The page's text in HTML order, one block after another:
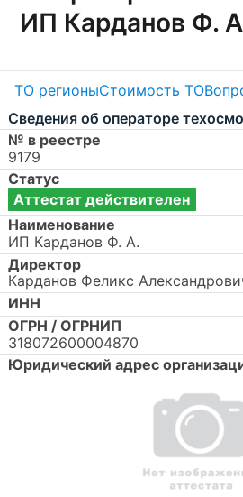
ИП Карданов Ф.
ТО регионыСтоимость ТО
Сведения об операторе
№ в реестре
9179
Статус
Аттестат действителен
Наименование
ИП Карданов Ф. А.
Директор
Карданов Феликс
ИНН
ОГРН / ОГРНИП
318072600004870
Юридический адрес